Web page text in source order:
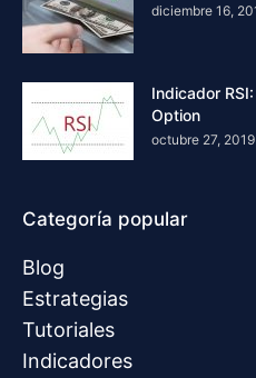
diciembre 16,
Indicador
Option
octubre 27, 2019
Categoría popular
Blog
Estrategias
Tutoriales
Indicadores